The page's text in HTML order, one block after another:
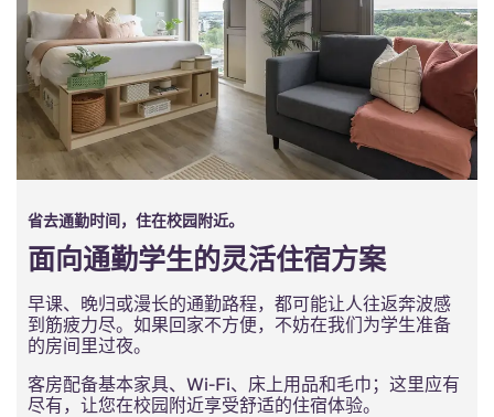
省去通勤时间，住在校园附近。
面向通勤学生的灵活住宿方案
早课、晚归或漫长的通勤路程，都可能让人往返奔波感
到筋疲力尽。如果回家不方便，不妨在我们为学生准备
的房间里过夜。
客房配备基本家具、Wi-Fi、床上用品和毛巾；这里应有
尽有，让您在校园附近享受舒适的住宿体验。